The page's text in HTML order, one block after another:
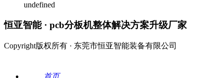
undefined
恒亚智能 · pcb分板机整体解决方案升级厂家
Copyright版权所有 · 东莞市恒亚智能装备有限公司
首页